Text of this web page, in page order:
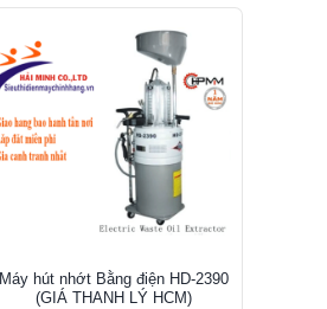
Máy hút nhớt Bằng điện HD-2390
(GIÁ THANH LÝ HCM)